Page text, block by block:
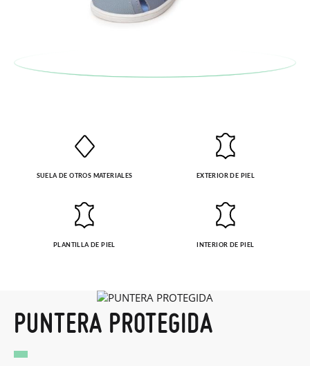
recogeremos la primera, sin gastos, en unos pocos días!
serán gratuitas, ¡no tienes que preocuparte por nada! Puedes
solicitarlas desde el mismo enlace del párrafo anterior y nos
SUELA DE OTROS MATERIALES EXTERIOR DE PIEL
PLANTILLA DE PIEL INTERIOR DE PIEL
PUNTERA PROTEGIDA